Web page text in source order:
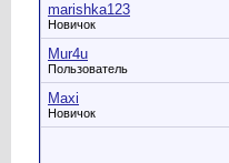
marishka123
Новичок
Mur4u
Пользователь
Maxi
Новичок